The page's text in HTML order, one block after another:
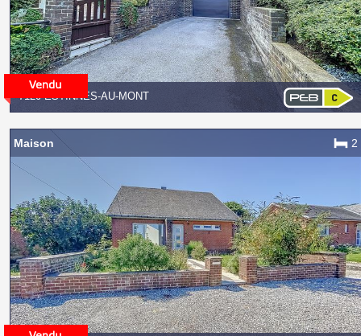
7120 ESTINNES-AU-MONT
Maison 2